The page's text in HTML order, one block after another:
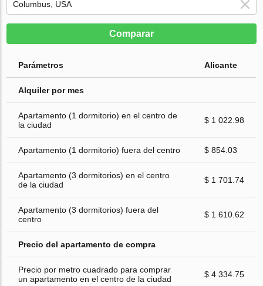
Comparar
Parámetros Alicante
Alquiler por mes
Apartamento (1 dormitorio) en el centro de
la ciudad
$ 1 022.98
Apartamento (1 dormitorio) fuera del centro $ 854.03
Apartamento (3 dormitorios) en el centro
de la ciudad
$ 1 701.74
Apartamento (3 dormitorios) fuera del
centro
$ 1 610.62
Precio del apartamento de compra
Precio por metro cuadrado para comprar
un apartamento en el centro de la ciudad
$ 4 334.75